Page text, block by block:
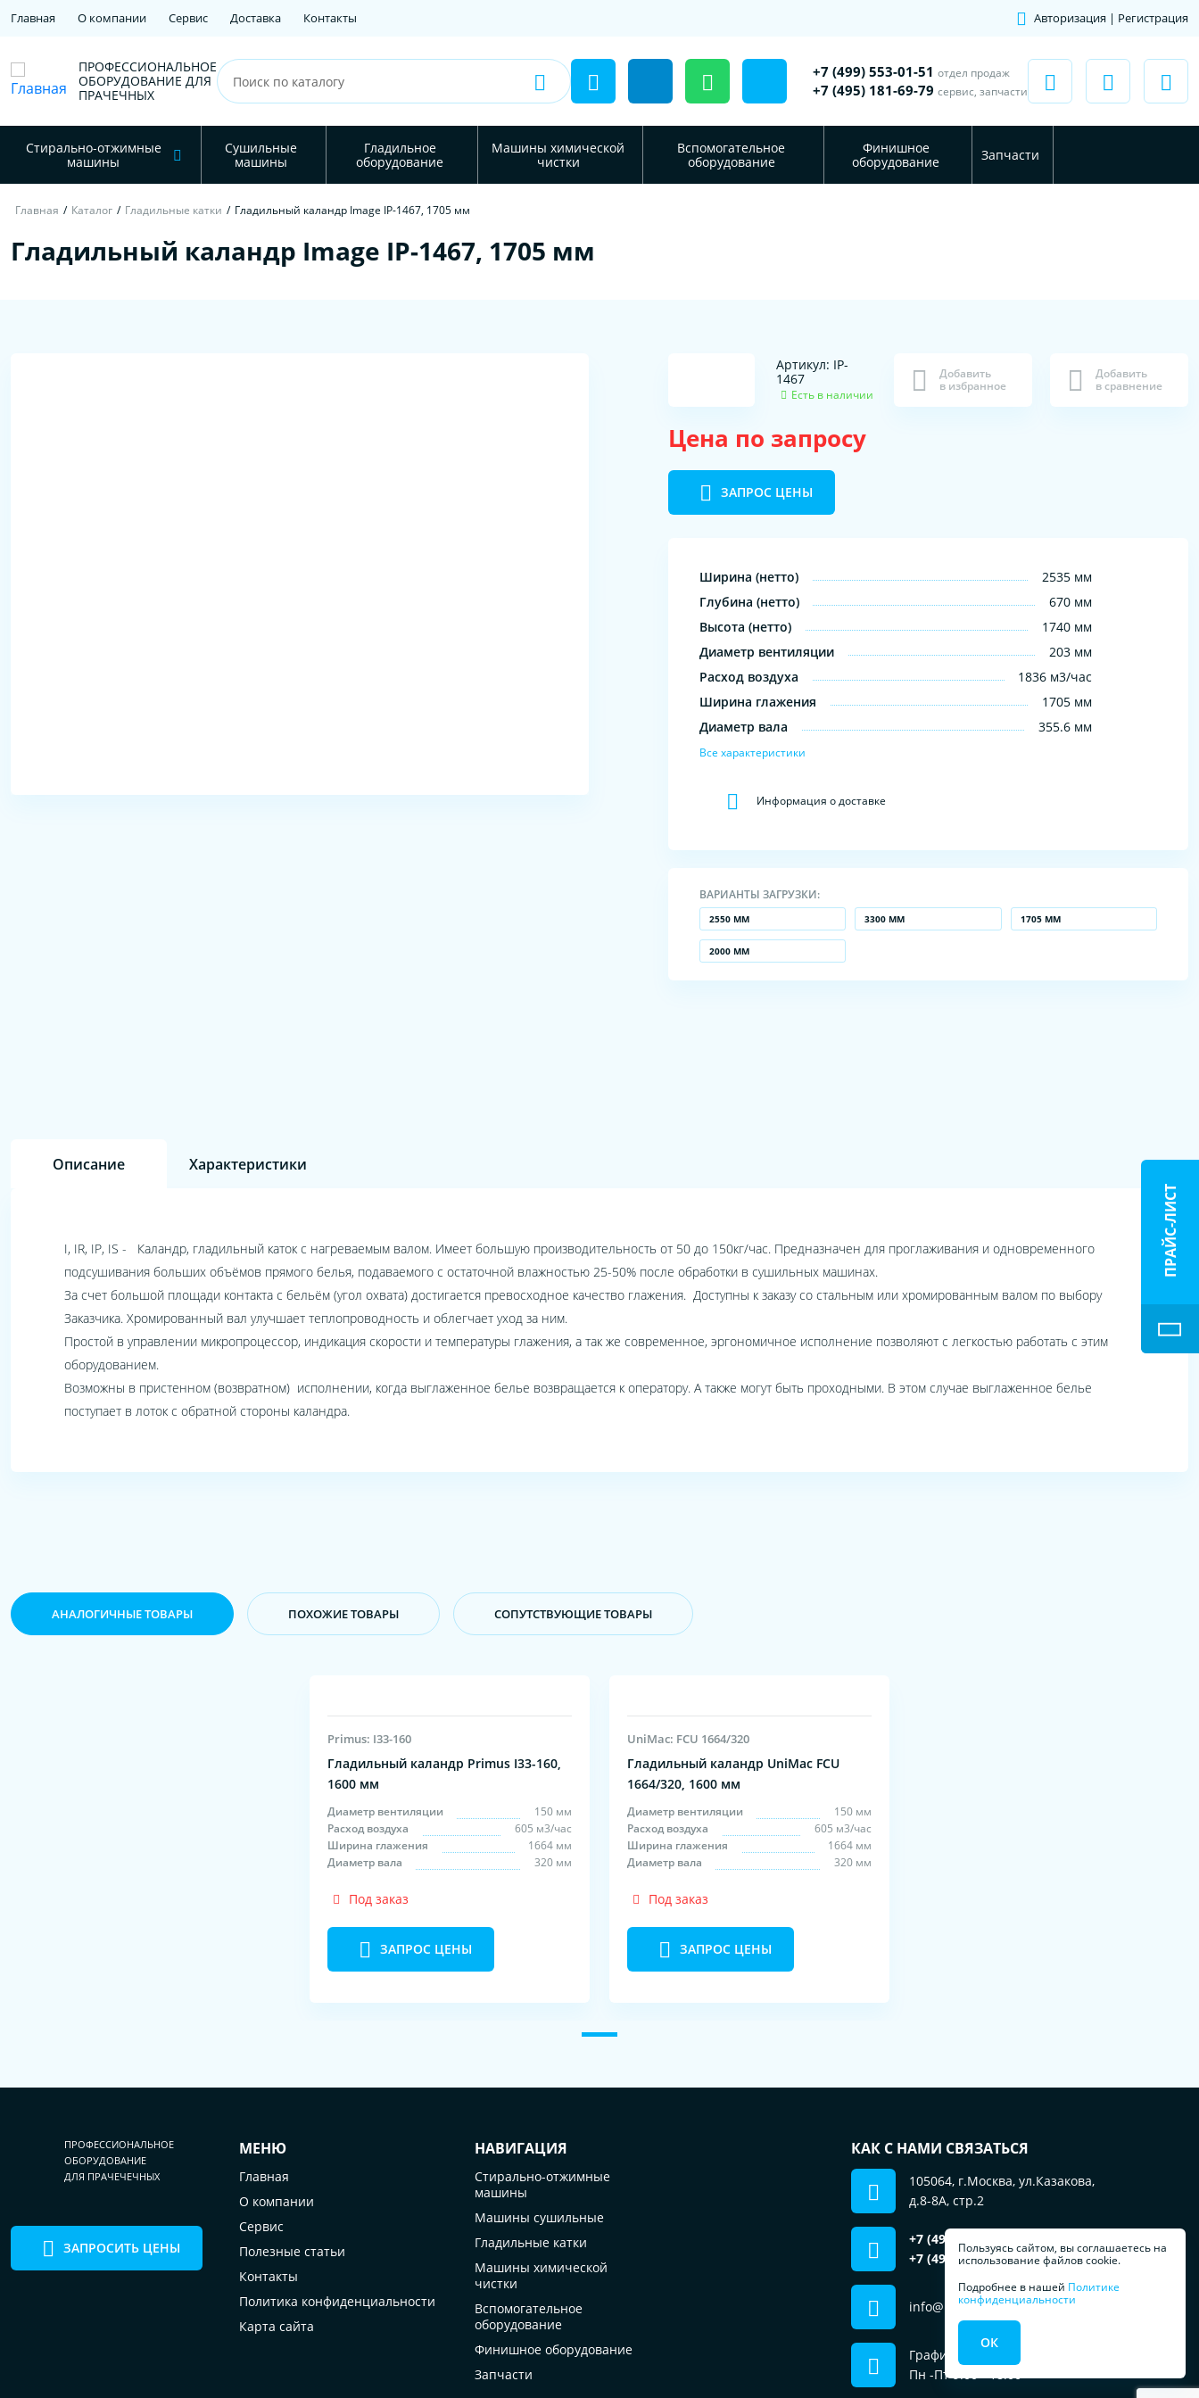
Главная О компании Сервис Доставка Контакты Авторизация | Регистрация
ПРОФЕССИОНАЛЬНОЕ
ОБОРУДОВАНИЕ ДЛЯ
ПРАЧЕЧНЫХ
+7 (499) 553-01-51 отдел продаж
+7 (495) 181-69-79 сервис, запчасти
Стирально-отжимные
машины
Сушильные
машины
Гладильное
оборудование
Машины химической
чистки
Вспомогательное
оборудование
Финишное
оборудование
Запчасти
Главная / Каталог / Гладильные катки / Гладильный каландр Image IP-1467, 1705 мм
Гладильный каландр Image IP-1467, 1705 мм
Артикул: IP-
1467
Есть в наличии
Добавить
в избранное
Добавить
в сравнение
Цена по запросу
ЗАПРОС ЦЕНЫ
Ширина (нетто)
2535 мм
Глубина (нетто)
670 мм
Высота (нетто)
1740 мм
Диаметр вентиляции
203 мм
Расход воздуха
1836 м3/час
Ширина глажения
1705 мм
Диаметр вала
355.6 мм
Все характеристики
Информация о доставке
ВАРИАНТЫ ЗАГРУЗКИ:
2550 ММ 3300 ММ 1705 ММ
2000 ММ
Описание Характеристики
I, IR, IP, IS - Каландр, гладильный каток с нагреваемым валом. Имеет большую производительность от 50 до 150кг/час. Предназначен для проглаживания и одновременного
подсушивания больших объёмов прямого белья, подаваемого с остаточной влажностью 25-50% после обработки в сушильных машинах.
За счет большой площади контакта с бельём (угол охвата) достигается превосходное качество глажения. Доступны к заказу со стальным или хромированным валом по выбору
Заказчика. Хромированный вал улучшает теплопроводность и облегчает уход за ним.
Простой в управлении микропроцессор, индикация скорости и температуры глажения, а так же современное, эргономичное исполнение позволяют с легкостью работать с этим
оборудованием.
Возможны в пристенном (возвратном) исполнении, когда выглаженное белье возвращается к оператору. А также могут быть проходными. В этом случае выглаженное белье
поступает в лоток с обратной стороны каландра.
АНАЛОГИЧНЫЕ ТОВАРЫ ПОХОЖИЕ ТОВАРЫ CОПУТСТВУЮЩИЕ ТОВАРЫ
Primus: I33-160
Гладильный каландр Primus I33-160,
1600 мм
Диаметр вентиляции
150 мм
Расход воздуха
605 м3/час
Ширина глажения
1664 мм
Диаметр вала
320 мм
Под заказ
ЗАПРОС ЦЕНЫ
UniMac: FCU 1664/320
Гладильный каландр UniMac FCU
1664/320, 1600 мм
Диаметр вентиляции
150 мм
Расход воздуха
605 м3/час
Ширина глажения
1664 мм
Диаметр вала
320 мм
Под заказ
ЗАПРОС ЦЕНЫ
Пользуясь сайтом, вы соглашаетесь на
использование файлов cookie.
Подробнее в нашей Политике
конфиденциальности
ОК
ПРОФЕССИОНАЛЬНОЕ
ОБОРУДОВАНИЕ
ДЛЯ ПРАЧЕЧЕЧНЫХ
ЗАПРОСИТЬ ЦЕНЫ
МЕНЮ
Главная
О компании
Сервис
Полезные статьи
Контакты
Политика конфиденциальности
Карта сайта
НАВИГАЦИЯ
Стирально-отжимные
машины
Машины сушильные
Гладильные катки
Машины химической
чистки
Вспомогательное
оборудование
Финишное оборудование
Запчасти
КАК С НАМИ СВЯЗАТЬСЯ
105064, г.Москва, ул.Казакова,
д.8-8А, стр.2
+7 (499) 553-01-51
+7 (495) 181-69-79 сервис, запчасти
info@prachka.ru
График работы
Пн -Пт 9:00 - 18:00
ПРАЙС-ЛИСТ